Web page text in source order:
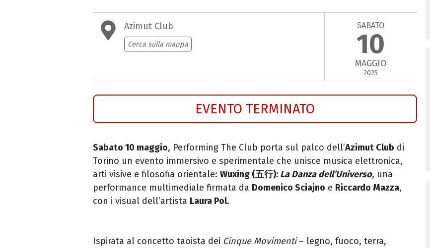
Azimut Club
Cerca sulla mappa
SABATO
10
MAGGIO
2025
EVENTO TERMINATO
Sabato 10 maggio, Performing The Club porta sul palco dell’Azimut Club di
Torino un evento immersivo e sperimentale che unisce musica elettronica,
arti visive e filosofia orientale: Wuxing (五行): La Danza dell’Universo, una
performance multimediale firmata da Domenico Sciajno e Riccardo Mazza,
con i visual dell’artista Laura Pol.
Ispirata al concetto taoista dei Cinque Movimenti– legno, fuoco, terra,